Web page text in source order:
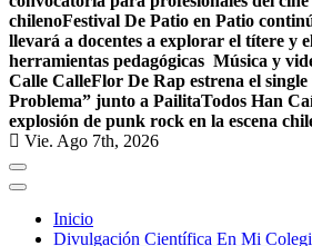
chilenoFestival De Patio en Patio
llevará a docentes a explorar el títere y
herramientas pedagógicas Música y
Calle CalleFlor De Rap estrena el
Problema” junto a PailitaTodos Han
explosión de punk rock en la escena
Vie. Ago 7th, 2026
Inicio
Divulgación Científica En Mi